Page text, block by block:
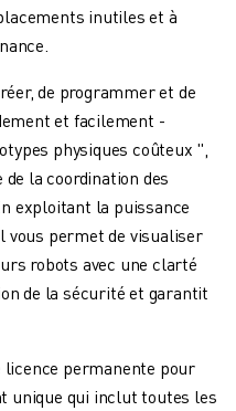
inutiles et à
de programmer et de
et facilement -
physiques coûteux ",
la coordination des
exploitant la puissance
vous permet de visualiser
robots avec une clarté
de la sécurité et garantit
permanente pour
unique qui inclut toutes les